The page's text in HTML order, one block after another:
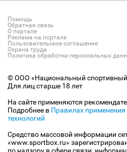
Помощь
Обратная связь
О портале
Реклама на портале
Пользовательское соглашение
Охрана труда
Политика обработки персональных
© ООО «Национальный спортивный
Для лиц старше 18 лет
На сайте применяются
Подробнее в Правилах
технологий
Средство массовой информации
«www.sportbox.ru»